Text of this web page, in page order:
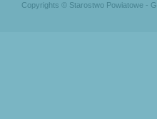
Copyrights © Starostwo Powiatowe -